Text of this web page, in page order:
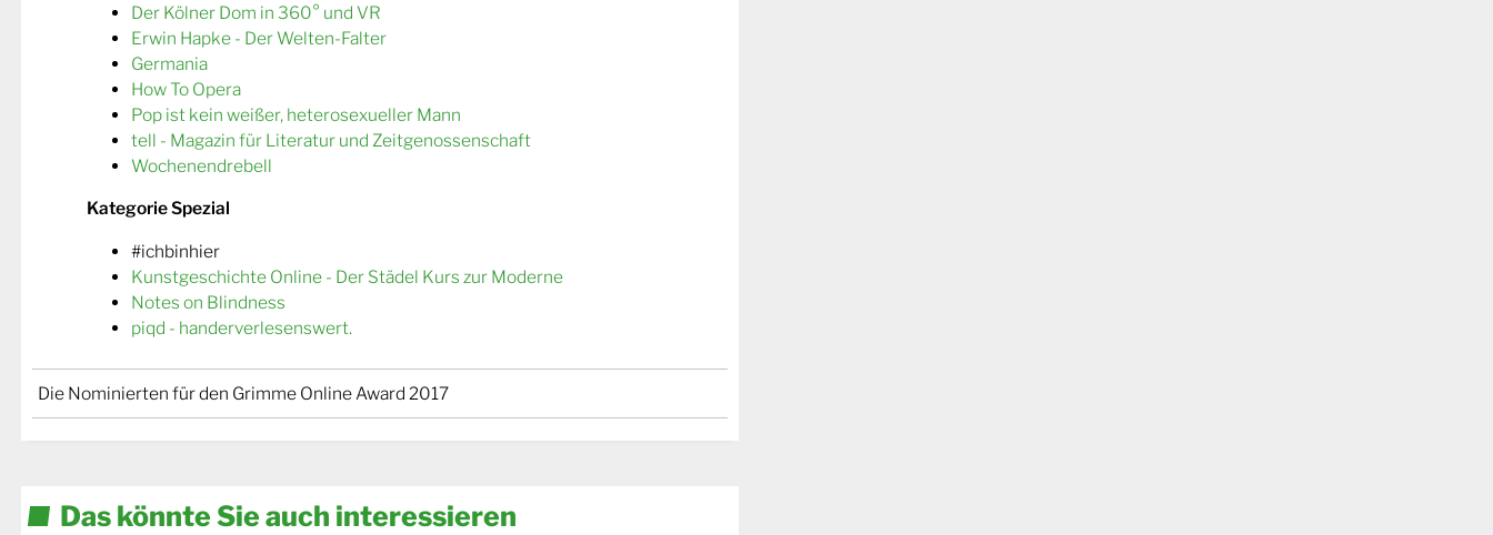
Der Kölner Dom in 360° und VR
Erwin Hapke - Der Welten-Falter
Germania
How To Opera
Pop ist kein weißer, heterosexueller Mann
tell - Magazin für Literatur und Zeitgenossenschaft
Wochenendrebell
Kategorie Spezial
#ichbinhier
Kunstgeschichte Online - Der Städel Kurs zur Moderne
Notes on Blindness
piqd - handerverlesenswert.
Die Nominierten für den Grimme Online Award 2017
Das könnte Sie auch interessieren